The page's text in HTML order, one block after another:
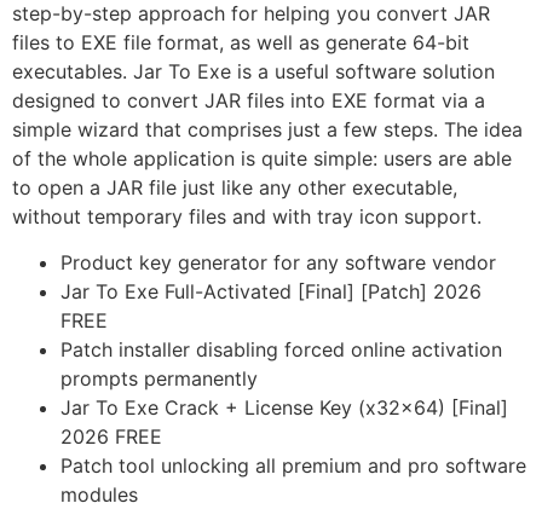
step-by-step approach for helping you convert JAR
files to EXE file format, as well as generate 64-bit
executables. Jar To Exe is a useful software solution
designed to convert JAR files into EXE format via a
simple wizard that comprises just a few steps. The idea
of the whole application is quite simple: users are able
to open a JAR file just like any other executable,
without temporary files and with tray icon support.
Product key generator for any software vendor
Jar To Exe Full-Activated [Final] [Patch] 2026
FREE
Patch installer disabling forced online activation
prompts permanently
Jar To Exe Crack + License Key (x32x64) [Final]
2026 FREE
Patch tool unlocking all premium and pro software
modules